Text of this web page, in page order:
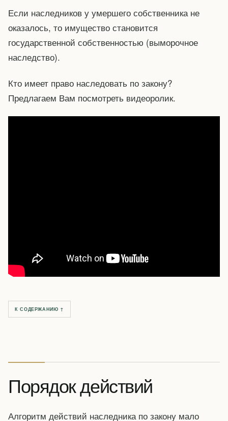
Если наследников у умершего собственника не
оказалось, то имущество становится
государственной собственностью (выморочное
наследство).
Кто имеет право наследовать по закону?
Предлагаем Вам посмотреть видеоролик.
К СОДЕРЖАНИЮ ↑
Порядок действий
Алгоритм действий наследника по закону мало